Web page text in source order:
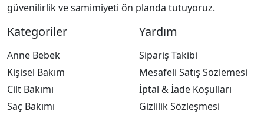
güvenilirlik ve samimiyeti ön planda tutuyoruz.
Kategoriler
Anne Bebek
Kişisel Bakım
Cilt Bakımı
Saç Bakımı
Yardım
Sipariş Takibi
Mesafeli Satış Sözlemesi
İptal & İade Koşulları
Gizlilik Sözleşmesi